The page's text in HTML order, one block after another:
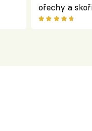
ořechy a